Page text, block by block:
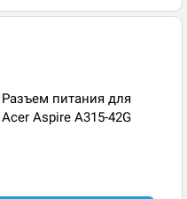
Разъем питания для
Acer Aspire A315-42G